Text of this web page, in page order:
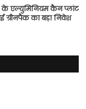
के एल्युमिनियम कैन प्लांट
ग्रीनपैक का बड़ा निवेश